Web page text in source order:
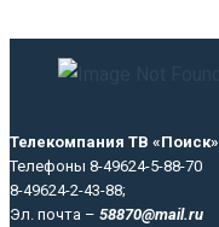
Телекомпания ТВ «Поиск»
Телефоны 8-49624-5-88-70
8-49624-2-43-88;
Эл. почта – 58870@mail.ru